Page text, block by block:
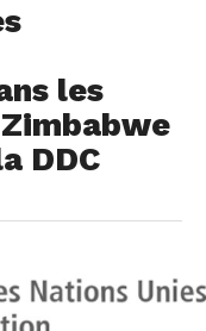
les
DDC